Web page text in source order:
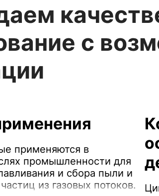
с
применяются в
промышленности для
и сбора пыли и
из газовых потоков.